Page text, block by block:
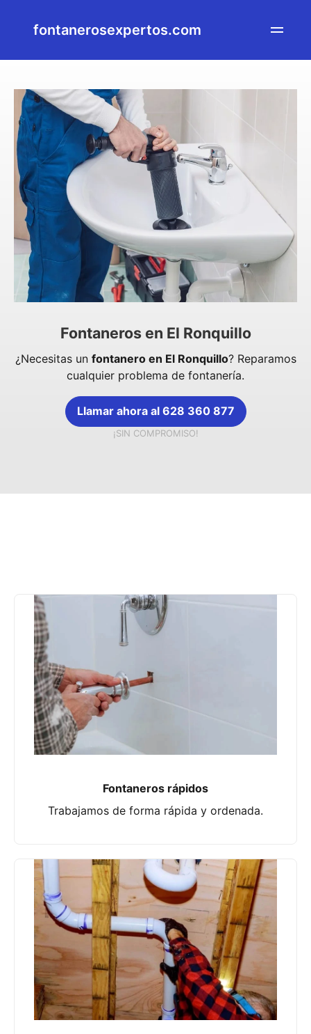
fontanerosexpertos.com
Fontaneros en El Ronquillo
¿Necesitas un fontanero en El Ronquillo? Reparamos
cualquier problema de fontanería.
Llamar ahora al 628 360 877
¡SIN COMPROMISO!
Fontaneros rápidos
Trabajamos de forma rápida y ordenada.